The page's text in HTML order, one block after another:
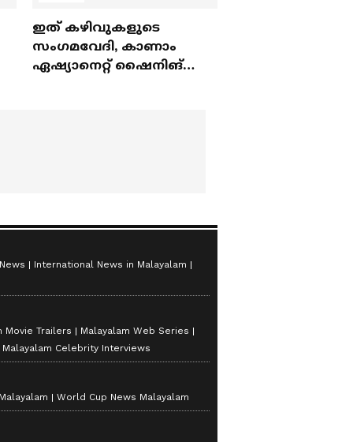
ഇത് കഴിവുകളുടെ
സംഗമവേദി, കാണാം
ഏഷ്യാനെറ്റ് ഷൈനിങ്
International News in Malayalam
Movie Trailers
Malayalam Web Series
Malayalam Celebrity Interviews
World Cup News Malayalam